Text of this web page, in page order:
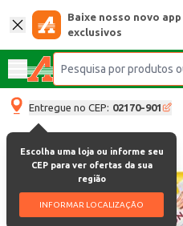
Baixe nosso novo
exclusivos
Entregue no CEP: 02170-901
Escolha uma loja ou informe seu
CEP para ver ofertas da sua
região
INFORMAR LOCALIZAÇÃO